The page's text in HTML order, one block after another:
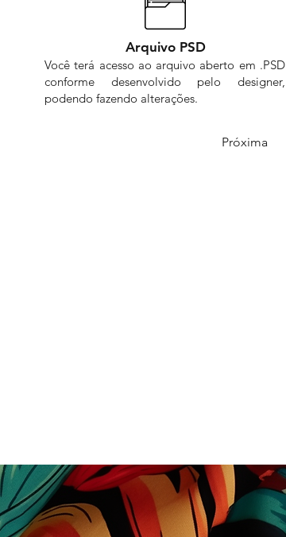
Arquivo PSD
Você terá acesso ao arquivo aberto em .PSD
conforme desenvolvido pelo designer,
podendo fazendo alterações.
Próxima